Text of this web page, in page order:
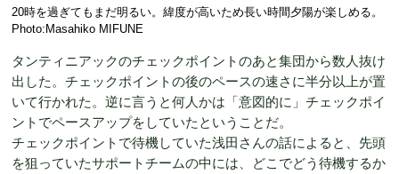
20時を過ぎてもまだ明るい。緯度が高いため長い時間夕陽が楽しめる。
Photo:Masahiko MIFUNE
タンティニアックのチェックポイントのあと集団から数人抜け
出した。チェックポイントの後のペースの速さに半分以上が置
いて行かれた。逆に言うと何人かは「意図的に」チェックポイ
ントでペースアップをしていたということだ。
チェックポイントで待機していた浅田さんの話によると、先頭
を狙っていたサポートチームの中には、どこでどう待機するか